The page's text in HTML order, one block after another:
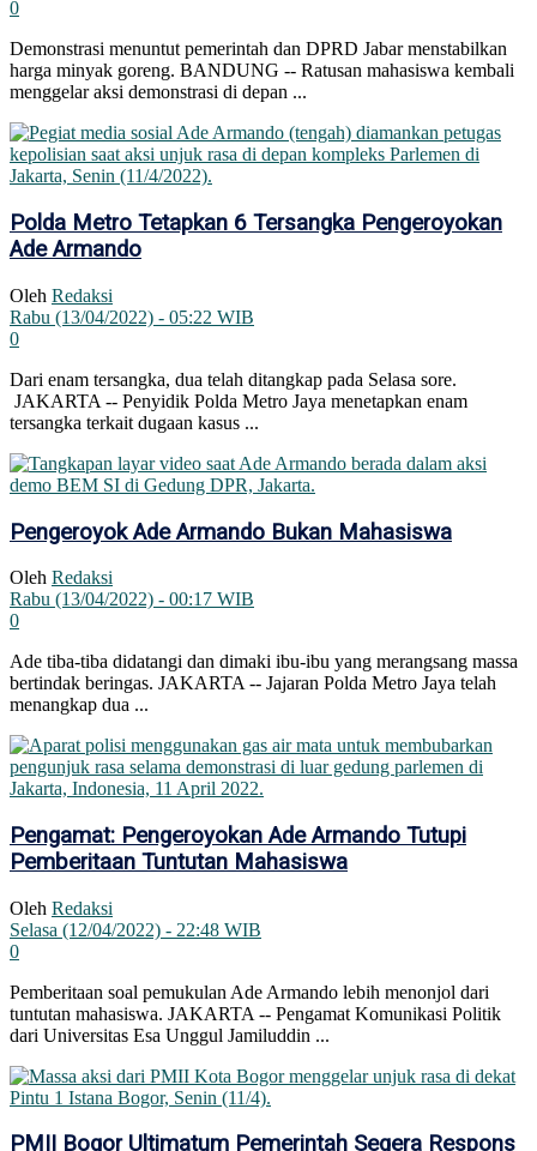
0
Demonstrasi menuntut pemerintah dan DPRD Jabar menstabilkan
harga minyak goreng. BANDUNG -- Ratusan mahasiswa kembali
menggelar aksi demonstrasi di depan ...
Polda Metro Tetapkan 6 Tersangka Pengeroyokan
Ade Armando
Oleh Redaksi
Rabu (13/04/2022) - 05:22 WIB
0
Dari enam tersangka, dua telah ditangkap pada Selasa sore.
JAKARTA -- Penyidik Polda Metro Jaya menetapkan enam
tersangka terkait dugaan kasus ...
Pengeroyok Ade Armando Bukan Mahasiswa
Oleh Redaksi
Rabu (13/04/2022) - 00:17 WIB
0
Ade tiba-tiba didatangi dan dimaki ibu-ibu yang merangsang massa
bertindak beringas. JAKARTA -- Jajaran Polda Metro Jaya telah
menangkap dua ...
Pengamat: Pengeroyokan Ade Armando Tutupi
Pemberitaan Tuntutan Mahasiswa
Oleh Redaksi
Selasa (12/04/2022) - 22:48 WIB
0
Pemberitaan soal pemukulan Ade Armando lebih menonjol dari
tuntutan mahasiswa. JAKARTA -- Pengamat Komunikasi Politik
dari Universitas Esa Unggul Jamiluddin ...
PMII Bogor Ultimatum Pemerintah Segera Respons